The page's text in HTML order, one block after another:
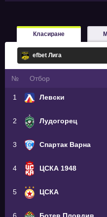
Класиране
№ Oтбор
1 Левски
2 Лудогорец
3 Спартак Варна
4 ЦСКА 1948
5 ЦСКА